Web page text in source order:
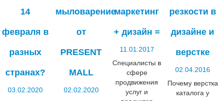
14
февраля в
разных
странах?
03.02.2020
мыловарение
от
PRESENT
MALL
02.02.2020
маркетинг
+ дизайн =
11.01.2017
Специалисты в
сфере
продвижения
услуг и
резкости в
дизайне и
верстке
02.04.2016
Почему верстка
каталога у